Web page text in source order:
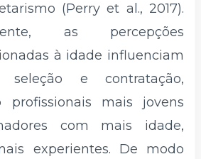
(Perry et al., 2017).
as percepções
à idade influenciam
seleção e contratação,
profissionais mais jovens
com mais idade,
experientes. De modo